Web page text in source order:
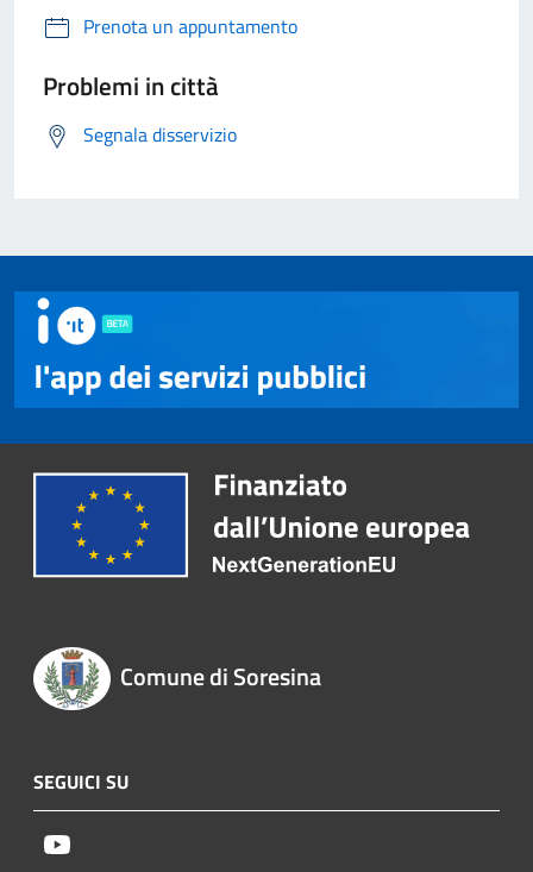
Prenota un appuntamento
Problemi in città
Segnala disservizio
Comune di Soresina
SEGUICI SU